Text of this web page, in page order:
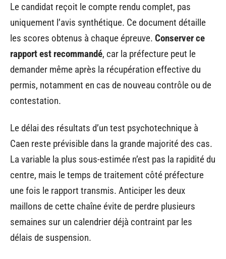
Le candidat reçoit le compte rendu complet, pas
uniquement l’avis synthétique. Ce document détaille
les scores obtenus à chaque épreuve. Conserver ce
rapport est recommandé, car la préfecture peut le
demander même après la récupération effective du
permis, notamment en cas de nouveau contrôle ou de
contestation.
Le délai des résultats d’un test psychotechnique à
Caen reste prévisible dans la grande majorité des cas.
La variable la plus sous-estimée n’est pas la rapidité du
centre, mais le temps de traitement côté préfecture
une fois le rapport transmis. Anticiper les deux
maillons de cette chaîne évite de perdre plusieurs
semaines sur un calendrier déjà contraint par les
délais de suspension.